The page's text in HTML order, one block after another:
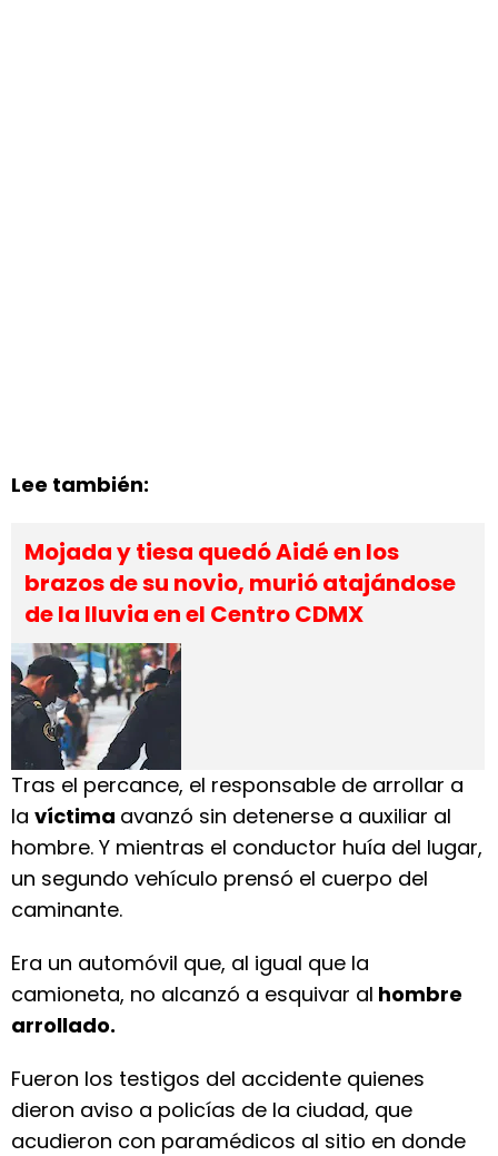
Lee también:
Mojada y tiesa quedó Aidé en los
brazos de su novio, murió atajándose
de la lluvia en el Centro CDMX
Tras el percance, el responsable de arrollar a
la víctima avanzó sin detenerse a auxiliar al
hombre. Y mientras el conductor huía del lugar,
un segundo vehículo prensó el cuerpo del
caminante.
Era un automóvil que, al igual que la
camioneta, no alcanzó a esquivar al hombre
arrollado.
Fueron los testigos del accidente quienes
dieron aviso a policías de la ciudad, que
acudieron con paramédicos al sitio en donde